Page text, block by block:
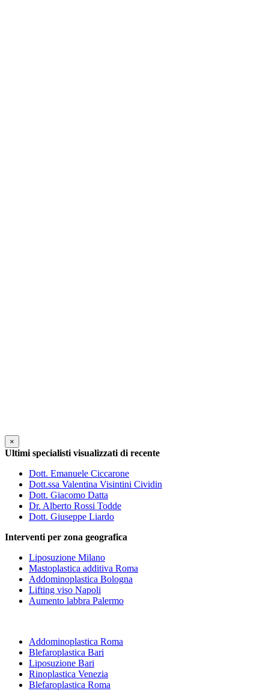
×
Ultimi specialisti visualizzati di recente
Dott. Emanuele Ciccarone
Dott.ssa Valentina Visintini Cividin
Dott. Giacomo Datta
Dr. Alberto Rossi Todde
Dott. Giuseppe Liardo
Interventi per zona geografica
Liposuzione Milano
Mastoplastica additiva Roma
Addominoplastica Bologna
Lifting viso Napoli
Aumento labbra Palermo
Addominoplastica Roma
Blefaroplastica Bari
Liposuzione Bari
Rinoplastica Venezia
Blefaroplastica Roma